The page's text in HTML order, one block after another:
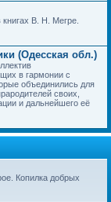
В. Н. Мегре.
(Одесская обл.)
в гармонии с
объединились для
своих,
и дальнейшего её
Копилка добрых